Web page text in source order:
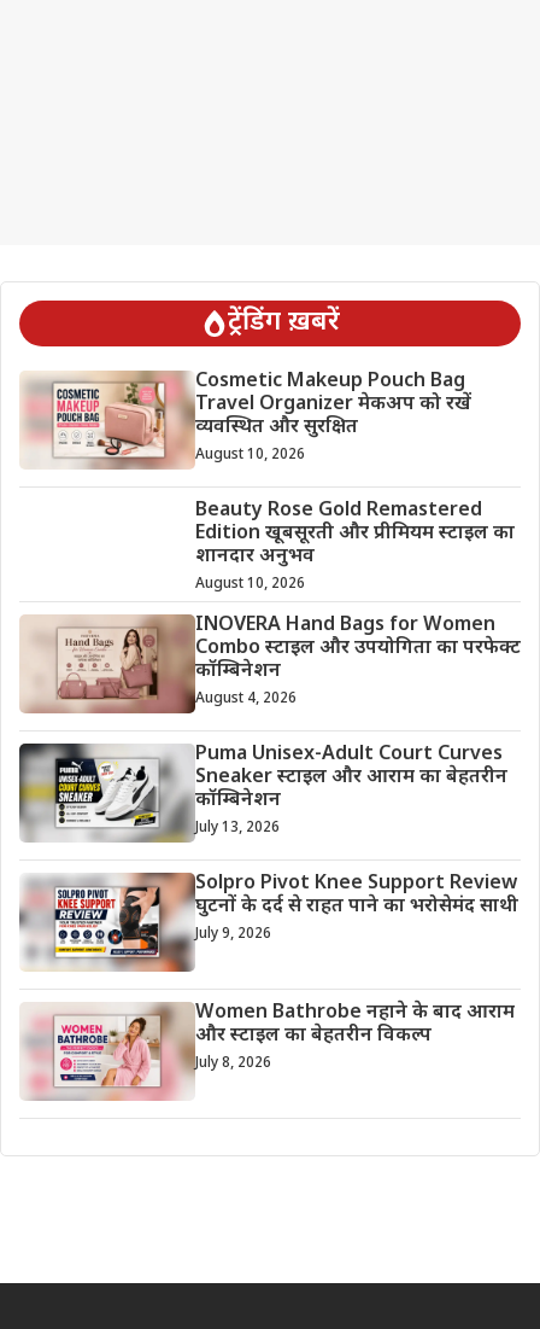
ट्रेंडिंग ख़बरें
Cosmetic Makeup Pouch Bag
Travel Organizer मेकअप को रखें
व्यवस्थित और सुरक्षित
August 10, 2026
Beauty Rose Gold Remastered
Edition खूबसूरती और प्रीमियम स्टाइल का
शानदार अनुभव
August 10, 2026
INOVERA Hand Bags for Women
Combo स्टाइल और उपयोगिता का परफेक्ट
कॉम्बिनेशन
August 4, 2026
Puma Unisex-Adult Court Curves
Sneaker स्टाइल और आराम का बेहतरीन
कॉम्बिनेशन
July 13, 2026
Solpro Pivot Knee Support Review
घुटनों के दर्द से राहत पाने का भरोसेमंद साथी
July 9, 2026
Women Bathrobe नहाने के बाद आराम
और स्टाइल का बेहतरीन विकल्प
July 8, 2026